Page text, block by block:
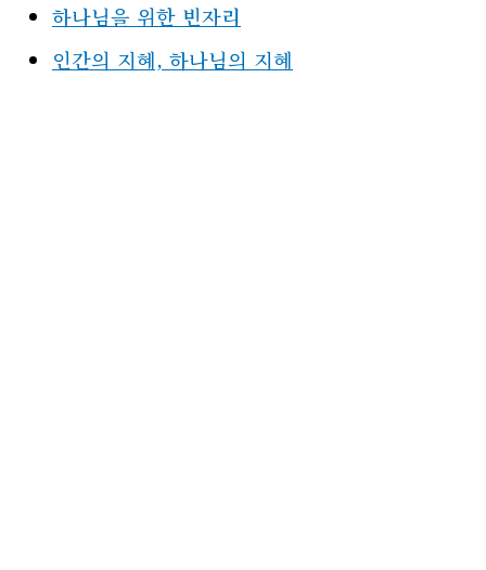
하나님을 위한 빈자리
인간의 지혜, 하나님의 지혜